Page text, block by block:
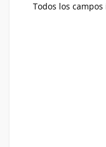
Todos los